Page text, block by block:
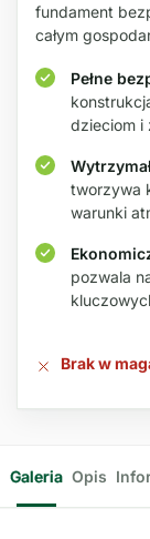
fundament
całym
Pełne
dzieciom i
tworzywa
warunki
pozwala
Brak w
Galeria Opis